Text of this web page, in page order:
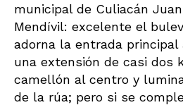
municipal de Culiacán
Mendívil: excelente el
adorna la entrada principal
una extensión de casi dos
camellón al centro y
de la rúa; pero si se